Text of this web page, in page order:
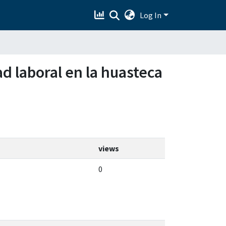
Log In
laboral en la huasteca
views
0